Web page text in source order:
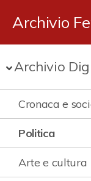
Archivio
Archivio
Cronaca e
Politica
Arte e cultura